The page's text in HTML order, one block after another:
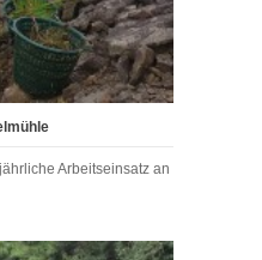
Arbeitseinsatz an